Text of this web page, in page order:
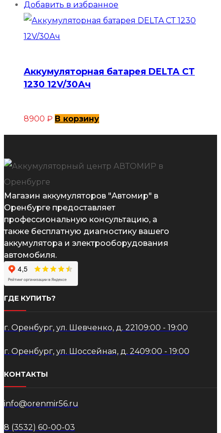
Добавить в избранное
Аккумуляторная батарея DELTA СТ
1230 12V/30Ач
8900 ₽ В корзину
Магазин аккумуляторов "Автомир" в
Оренбурге предоставляет
профессиональную консультацию, а
также бесплатную диагностику вашего
аккумулятора и электрооборудования
автомобиля.
ГДЕ КУПИТЬ?
г. Оренбург, ул. Шевченко, д. 22109:00 - 19:00
г. Оренбург, ул. Шоссейная, д. 2409:00 - 19:00
КОНТАКТЫ
info@orenmir56.ru
8 (3532) 60-00-03